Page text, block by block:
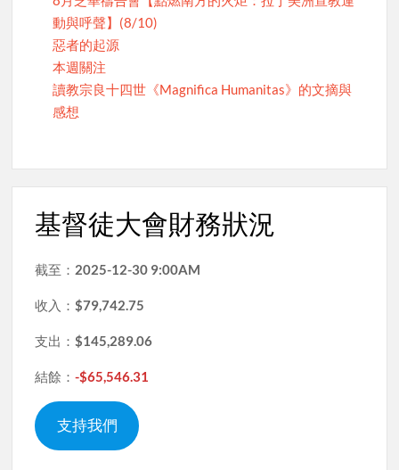
動與呼聲】(8/10)
惡者的起源
本週關注
讀教宗良十四世《Magnifica Humanitas》的文摘與
感想
基督徒大會財務狀況
截至： 2025-12-30 9:00AM
收入：$79,742.75
支出：$145,289.06
結餘：-$65,546.31
支持我們